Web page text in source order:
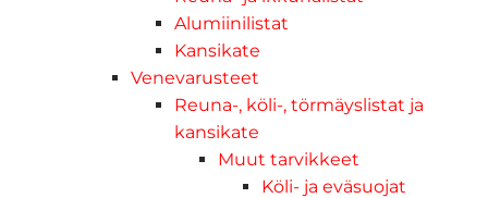
Alumiinilistat
Kansikate
Venevarusteet
Reuna-, köli-, törmäyslistat ja
kansikate
Muut tarvikkeet
Köli- ja eväsuojat